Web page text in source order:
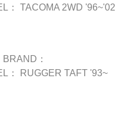
：
TACOMA 2WD '96~'02
BRAND：
：
RUGGER TAFT '93~